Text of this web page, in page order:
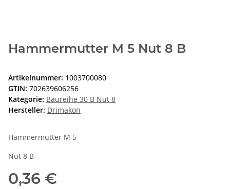
Hammermutter M 5 Nut 8 B
Artikelnummer: 1003700080
GTIN: 702639606256
Kategorie: Baureihe 30 B Nut 8
Hersteller: Drimakon
Hammermutter M 5
Nut 8 B
0,36 €